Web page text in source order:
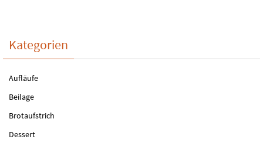
Kategorien
Aufläufe
Beilage
Brotaufstrich
Dessert